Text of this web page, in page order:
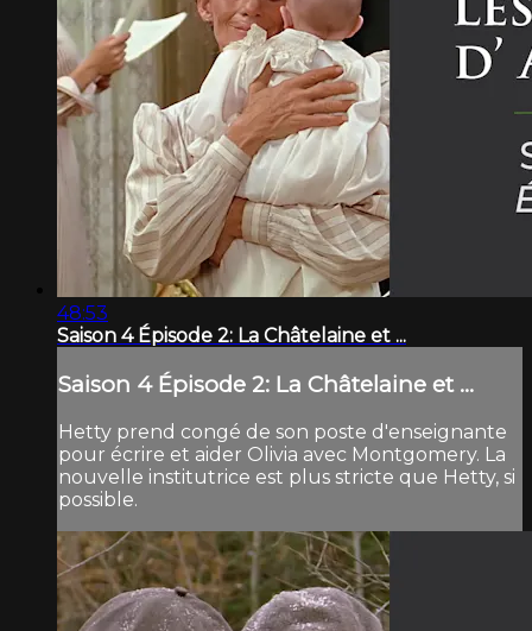
48:53
Saison 4 Épisode 2: La Châtelaine et ...
Saison 4 Épisode 2: La Châtelaine et ...
Hetty prend congé de son poste d'enseignante
pour écrire et aider Olivia avec Montgomery. La
nouvelle institutrice est plus stricte que Hetty, si
possible.